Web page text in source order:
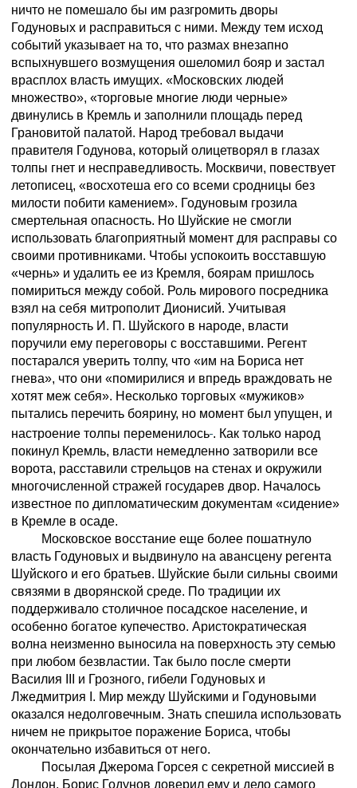
ничто не помешало бы им разгромить дворы
Годуновых и расправиться с ними. Между тем исход
событий указывает на то, что размах внезапно
вспыхнувшего возмущения ошеломил бояр и застал
врасплох власть имущих. «Московских людей
множество», «торговые многие люди черные»
двинулись в Кремль и заполнили площадь перед
Грановитой палатой. Народ требовал выдачи
правителя Годунова, который олицетворял в глазах
толпы гнет и несправедливость. Москвичи, повествует
летописец, «восхотеша его со всеми сродницы без
милости побити камением». Годуновым грозила
смертельная опасность. Но Шуйские не смогли
использовать благоприятный момент для расправы со
своими противниками. Чтобы успокоить восставшую
«чернь» и удалить ее из Кремля, боярам пришлось
помириться между собой. Роль мирового посредника
взял на себя митрополит Дионисий. Учитывая
популярность И. П. Шуйского в народе, власти
поручили ему переговоры с восставшими. Регент
постарался уверить толпу, что «им на Бориса нет
гнева», что они «помирилися и впредь враждовать не
хотят меж себя». Несколько торговых «мужиков»
пытались перечить боярину, но момент был упущен, и
настроение толпы переменилось . Как только народ
покинул Кремль, власти немедленно затворили все
ворота, расставили стрельцов на стенах и окружили
многочисленной стражей государев двор. Началось
известное по дипломатическим документам «сидение»
в Кремле в осаде.
Московское восстание еще более пошатнуло
власть Годуновых и выдвинуло на авансцену регента
Шуйского и его братьев. Шуйские были сильны своими
связями в дворянской среде. По традиции их
поддерживало столичное посадское население, и
особенно богатое купечество. Аристократическая
волна неизменно выносила на поверхность эту семью
при любом безвластии. Так было после смерти
Василия III и Грозного, гибели Годуновых и
Лжедмитрия I. Мир между Шуйскими и Годуновыми
оказался недолговечным. Знать спешила использовать
ничем не прикрытое поражение Бориса, чтобы
окончательно избавиться от него.
Посылая Джерома Горсея с секретной миссией в
Лондон, Борис Годунов доверил ему и дело самого